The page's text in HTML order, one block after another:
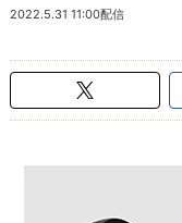
2022.5.31 11:00配信